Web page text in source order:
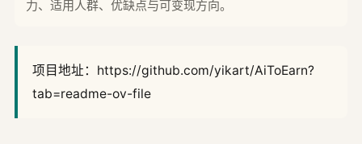
力、适用人群、优缺点与可变现方向。
项目地址：https://github.com/yikart/AiToEarn?
tab=readme-ov-file